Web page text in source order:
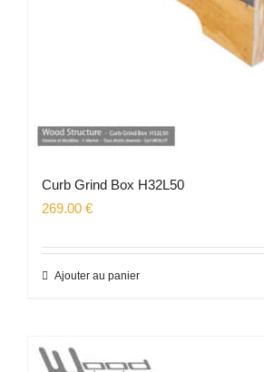
Curb Grind Box H32L50
269.00 €
Ajouter au panier